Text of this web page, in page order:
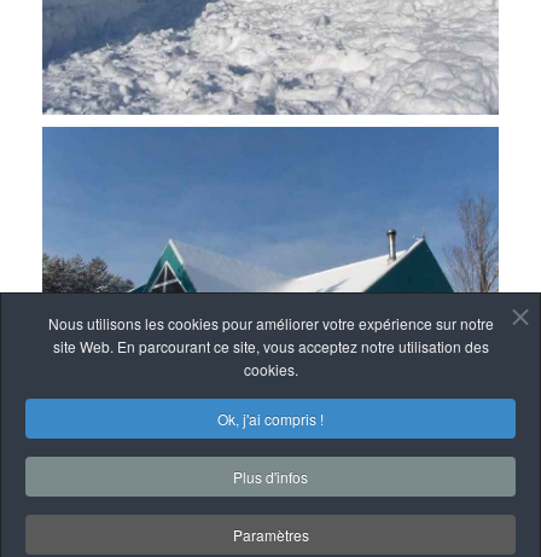
Nous utilisons les cookies pour améliorer votre expérience sur notre
site Web. En parcourant ce site, vous acceptez notre utilisation des
cookies.
Ok, j'ai compris !
Plus d'infos
Paramètres